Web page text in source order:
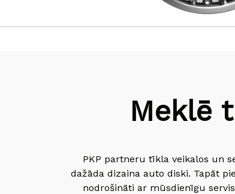
Meklē
PKP partneru tīkla veikalos un
dažāda dizaina auto diski. Tapāt
nodrošināti ar mūsdienīgu